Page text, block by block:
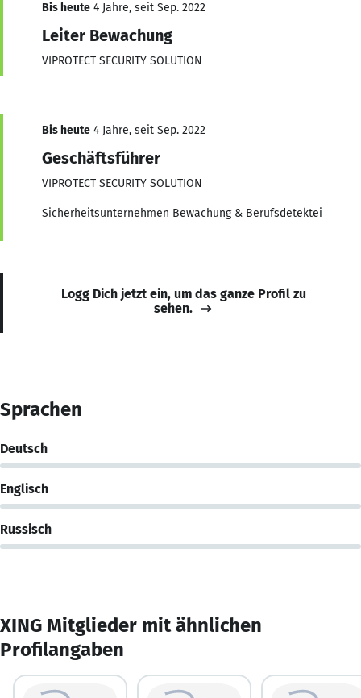
Bis heute 4 Jahre, seit Sep. 2022
Leiter Bewachung
VIPROTECT SECURITY SOLUTION
Bis heute 4 Jahre, seit Sep. 2022
Geschäftsführer
VIPROTECT SECURITY SOLUTION
Sicherheitsunternehmen Bewachung & Berufsdetektei
Logg Dich jetzt ein, um das ganze Profil zu
sehen.
Sprachen
Deutsch
Englisch
Russisch
XING Mitglieder mit ähnlichen
Profilangaben